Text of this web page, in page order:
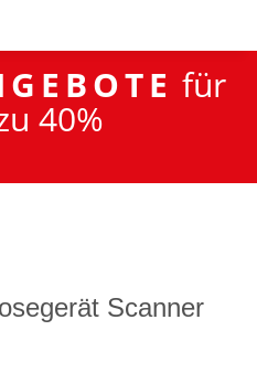
für
40%
Scanner